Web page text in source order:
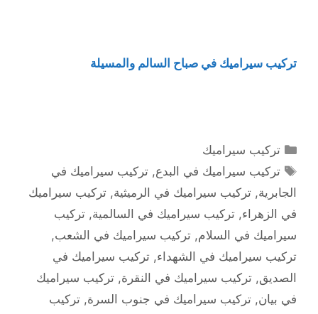
تركيب سيراميك في صباح السالم والمسيلة
التصنيفات
تركيب سيراميك
الوسوم
تركيب سيراميك في البدع,تركيب سيراميك في
الجابرية, تركيب سيراميك في الرميثية, تركيب سيراميك
في الزهراء, تركيب سيراميك في السالمية, تركيب
سيراميك في السلام, تركيب سيراميك في الشعب,
تركيب سيراميك في الشهداء, تركيب سيراميك في
الصديق, تركيب سيراميك في النقرة, تركيب سيراميك
في بيان, تركيب سيراميك في جنوب السرة, تركيب